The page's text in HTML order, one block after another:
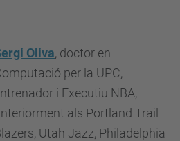
Oliva, doctor en
per la UPC,
i Executiu NBA,
als Portland Trail
Utah Jazz, Philadelphia